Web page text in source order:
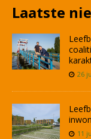
Laatste
26
11